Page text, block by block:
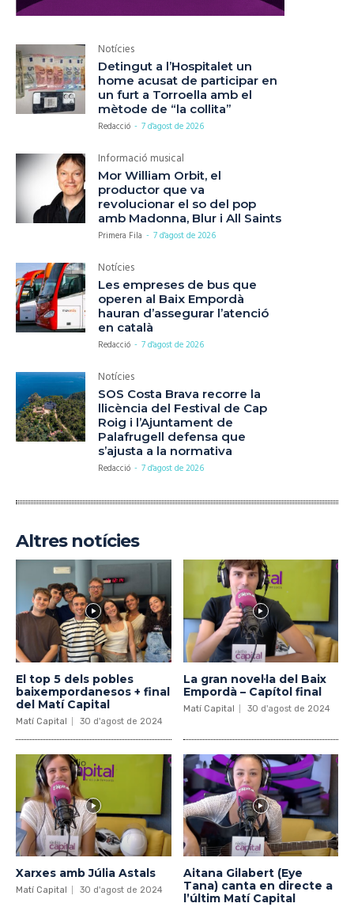
Notícies
Detingut a l’Hospitalet un
home acusat de participar en
un furt a Torroella amb el
mètode de “la collita”
Redacció - 7 d'agost de 2026
Informació musical
Mor William Orbit, el
productor que va
revolucionar el so del pop
amb Madonna, Blur i All Saints
Primera Fila - 7 d'agost de 2026
Notícies
Les empreses de bus que
operen al Baix Empordà
hauran d’assegurar l’atenció
en català
Redacció - 7 d'agost de 2026
Notícies
SOS Costa Brava recorre la
llicència del Festival de Cap
Roig i l’Ajuntament de
Palafrugell defensa que
s’ajusta a la normativa
Redacció - 7 d'agost de 2026
Altres notícies
El top 5 dels pobles
baixempordanesos + final
del Matí Capital
Matí Capital 30 d'agost de 2024
La gran novel·la del Baix
Empordà – Capítol final
Matí Capital 30 d'agost de 2024
Xarxes amb Júlia Astals
Matí Capital 30 d'agost de 2024
Aitana Gilabert (Eye
Tana) canta en directe a
l’últim Matí Capital